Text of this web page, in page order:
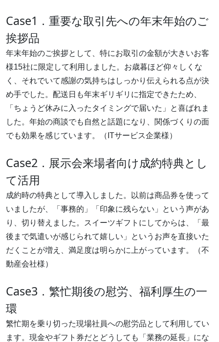
Case1．重要な取引先への年末年始のご
挨拶品
年末年始のご挨拶として、特にお取引の金額が大きいお客
様15社に限定して利用しました。お歳暮ほど仰々しくな
く、それでいて感謝の気持ちはしっかり伝えられる点が決
め手でした。配送日も年末ギリギリに指定できたため、
「ちょうど休みに入ったタイミングで届いた」と喜ばれま
した。年始の商談でも自然と話題になり、関係づくりの面
でも効果を感じています。（ITサービス企業様）
Case2．展示会来場者向け成約特典とし
て活用
成約時の特典として導入しました。以前は商品券を使って
いましたが、「事務的」「印象に残らない」という声があ
り、切り替えました。スイーツギフトにしてからは、「最
後まで気遣いが感じられて嬉しい」というお声を直接いた
だくことが増え、満足度は明らかに上がっています。（不
動産会社様）
Case3．繁忙期後の慰労、福利厚生の一
環
繁忙期を乗り切った現場社員への慰労品として利用してい
ます。現金やギフト券だとどうしても「業務の延長」にな